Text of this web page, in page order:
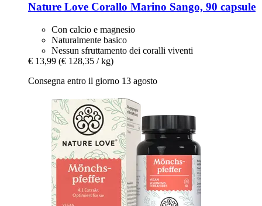
Nature Love Corallo Marino Sango, 90 capsule
Con calcio e magnesio
Naturalmente basico
Nessun sfruttamento dei coralli viventi
€ 13,99 (€ 128,35 / kg)
Consegna entro il giorno 13 agosto